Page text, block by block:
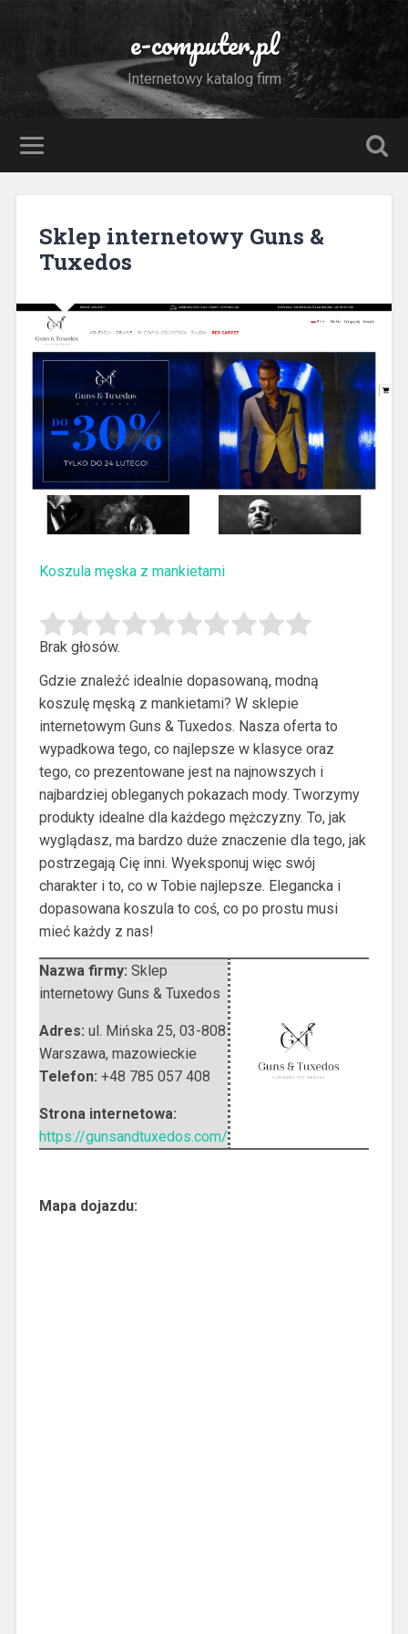
e-computer.pl
Internetowy katalog firm
Sklep internetowy Guns &
Tuxedos
Koszula męska z mankietami
Brak głosów.
Gdzie znaleźć idealnie dopasowaną, modną
koszulę męską z mankietami? W sklepie
internetowym Guns & Tuxedos. Nasza oferta to
wypadkowa tego, co najlepsze w klasyce oraz
tego, co prezentowane jest na najnowszych i
najbardziej obleganych pokazach mody. Tworzymy
produkty idealne dla każdego mężczyzny. To, jak
wyglądasz, ma bardzo duże znaczenie dla tego, jak
postrzegają Cię inni. Wyeksponuj więc swój
charakter i to, co w Tobie najlepsze. Elegancka i
dopasowana koszula to coś, co po prostu musi
mieć każdy z nas!
Nazwa firmy: Sklep
internetowy Guns & Tuxedos
Adres: ul. Mińska 25, 03-808
Warszawa, mazowieckie
Telefon: +48 785 057 408
Strona internetowa:
https://gunsandtuxedos.com/
Mapa dojazdu: